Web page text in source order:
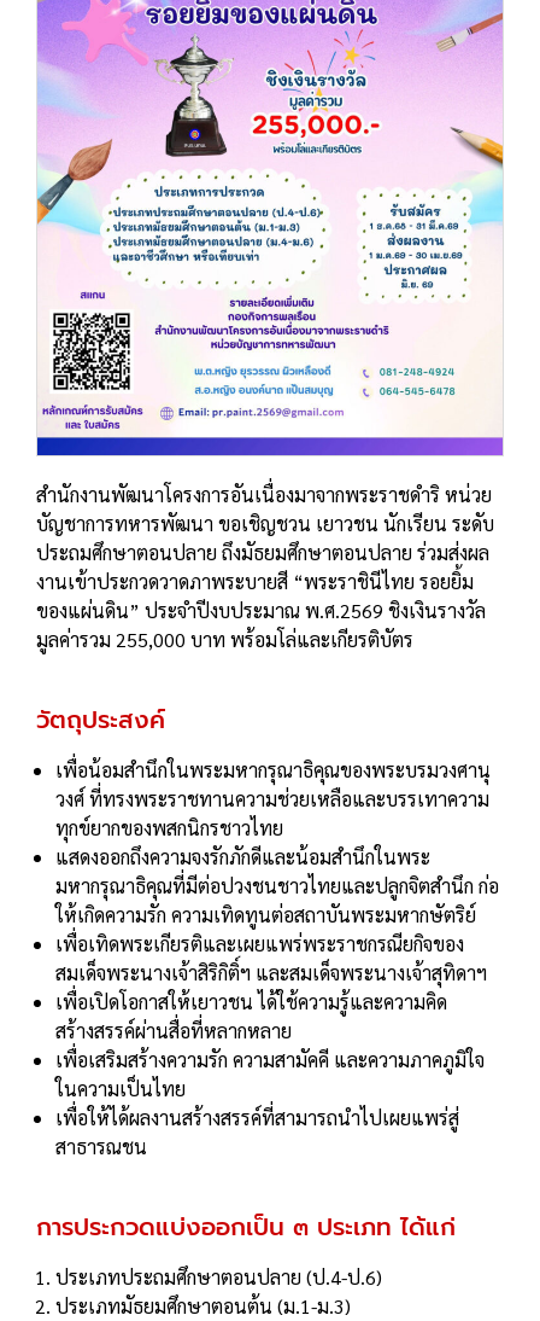
สำนักงานพัฒนาโครงการอันเนื่องมาจากพระราชดำริ หน่วย
บัญชาการทหารพัฒนา ขอเชิญชวน เยาวชน นักเรียน ระดับ
ประถมศึกษาตอนปลาย ถึงมัธยมศึกษาตอนปลาย ร่วมส่งผล
งานเข้าประกวดวาดภาพระบายสี “พระราชินีไทย รอยยิ้ม
ของแผ่นดิน” ประจำปีงบประมาณ พ.ศ.2569 ชิงเงินรางวัล
มูลค่ารวม 255,000 บาท พร้อมโล่และเกียรติบัตร
วัตถุประสงค์
เพื่อน้อมสํานึกในพระมหากรุณาธิคุณของพระบรมวงศานุ
วงศ์ ที่ทรงพระราชทานความช่วยเหลือและบรรเทาความ
ทุกข์ยากของพสกนิกรชาวไทย
แสดงออกถึงความจงรักภักดีและน้อมสํานึกในพระ
มหากรุณาธิคุณที่มีต่อปวงชนชาวไทยและปลูกจิตสํานึก ก่อ
ให้เกิดความรัก ความเทิดทูนต่อสถาบันพระมหากษัตริย์
เพื่อเทิดพระเกียรติและเผยแพร่พระราชกรณียกิจของ
สมเด็จพระนางเจ้าสิริกิติ์ฯ และสมเด็จพระนางเจ้าสุทิดาฯ
เพื่อเปิดโอกาสให้เยาวชน ได้ใช้ความรู้และความคิด
สร้างสรรค์ผ่านสื่อที่หลากหลาย
เพื่อเสริมสร้างความรัก ความสามัคคี และความภาคภูมิใจ
ในความเป็นไทย
เพื่อให้ได้ผลงานสร้างสรรค์ที่สามารถนําไปเผยแพร่สู่
สาธารณชน
การประกวดแบ่งออกเป็น ๓ ประเภท ได้แก่
ประเภทประถมศึกษาตอนปลาย (ป.4-ป.6)
ประเภทมัธยมศึกษาตอนต้น (ม.1-ม.3)